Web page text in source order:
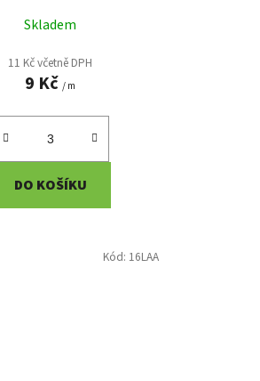
Skladem
11 Kč včetně DPH
9 Kč/ m
DO KOŠÍKU
Kód: 16LAA